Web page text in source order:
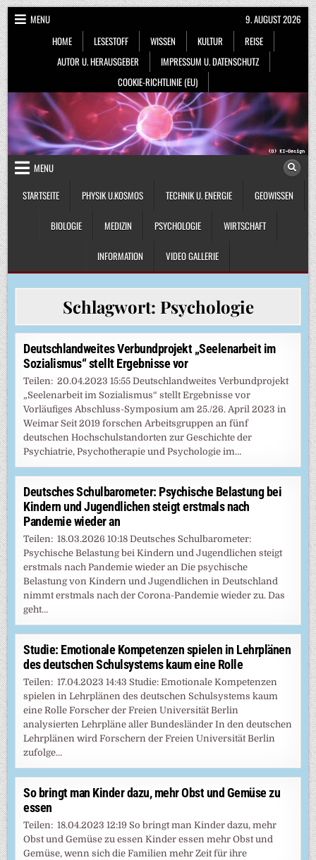
Skip
to
content
MENU
HOME
LESESTOFF WISSEN KULTUR
REISE
AUTOR U. HERAUSGEBER
IMPRESSUM U. DATENSCHUTZ
COOKIE-RICHTLINIE (EU)
9. AUGUST 2026
MENU
STARTSEITE
PHYSIK U.KOSMOS TECHNIK U. ENERGIE GEOWISSEN
BIOLOGIE MEDIZIN PSYCHOLOGIE WIRTSCHAFT
INFORMATION VIDEO GALLERIE
Schlagwort: Psychologie
Deutschlandweites Verbundprojekt „Seelenarbeit im
Sozialismus“ stellt Ergebnisse vor
Teilen: 20.04.2023 15:55 Deutschlandweites Verbundprojekt
„Seelenarbeit im Sozialismus“ stellt Ergebnisse vor
Vorläufiges Abschluss-Symposium am 25./26. April 2023 in
Weimar Seit 2019 forschen Arbeitsgruppen an fünf
deutschen Hochschulstandorten zur Geschichte der
Psychiatrie, Psychotherapie und Psychologie im…
Deutsches Schulbarometer: Psychische Belastung bei
Kindern und Jugendlichen steigt erstmals nach
Pandemie wieder an
Teilen: 18.03.2026 10:18 Deutsches Schulbarometer:
Psychische Belastung bei Kindern und Jugendlichen steigt
erstmals nach Pandemie wieder an Die psychische
Belastung von Kindern und Jugendlichen in Deutschland
nimmt erstmals nach der Corona-Pandemie wieder zu. Das
geht…
Studie: Emotionale Kompetenzen spielen in Lehrplänen
des deutschen Schulsystems kaum eine Rolle
Teilen: 17.04.2023 14:43 Studie: Emotionale Kompetenzen
spielen in Lehrplänen des deutschen Schulsystems kaum
eine Rolle Forscher der Freien Universität Berlin
analysierten Lehrpläne aller Bundesländer In den deutschen
Lehrplänen wird Forschern der Freien Universität Berlin
zufolge…
So bringt man Kinder dazu, mehr Obst und Gemüse zu
essen
Teilen: 18.04.2023 12:19 So bringt man Kinder dazu, mehr
Obst und Gemüse zu essen Kinder essen mehr Obst und
Gemüse, wenn sich die Familien mehr Zeit für ihre